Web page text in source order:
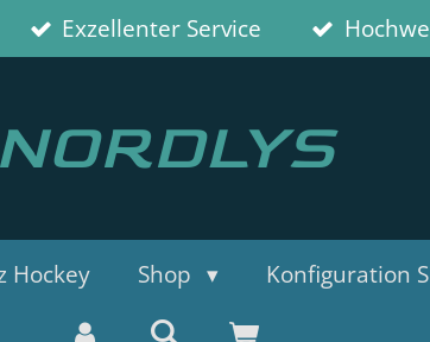
Exzellenter Service
NORDLYS
Hockey Shop Konfiguration